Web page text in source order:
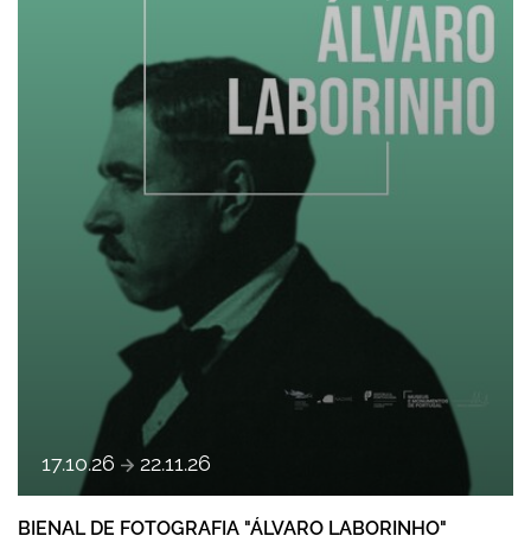
17.10.26 a 22.11.26
BIENAL DE FOTOGRAFIA "ÁLVARO LABORINHO"